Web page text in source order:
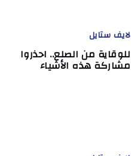
لايف ستايل
للوقاية من الصلع.. احذروا
مشاركة هذه الأشياء